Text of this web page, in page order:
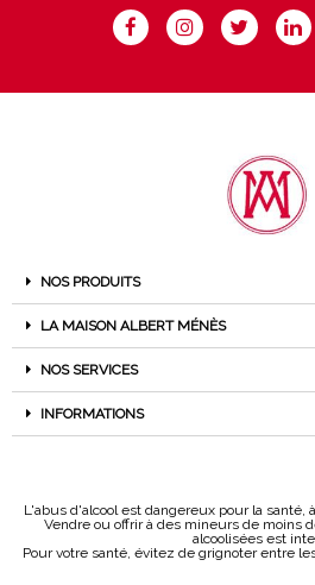
NOS PRODUITS
LA MAISON ALBERT MÉNÈS
NOS SERVICES
INFORMATIONS
L'abus d'alcool est dangereux pour la santé,
Vendre ou offrir à des mineurs de moins
alcoolisées est
Pour votre santé, évitez de grignoter entre